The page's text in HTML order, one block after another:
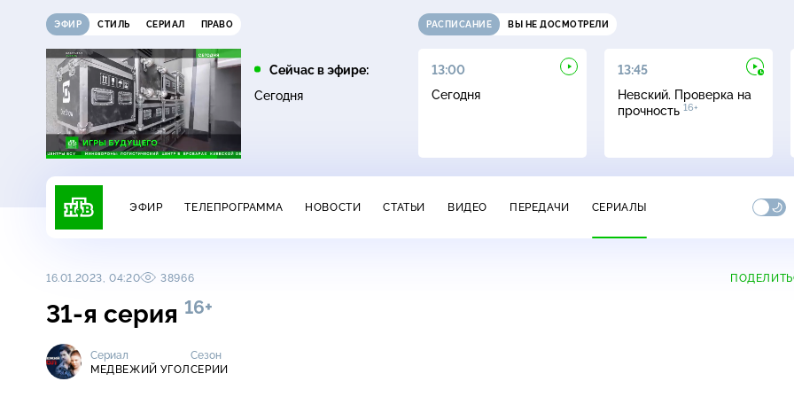
ЭФИР СТИЛЬ СЕРИАЛ ПРАВО
Сейчас в эфире:
Сегодня
РАСПИСАНИЕ ВЫ НЕ ДОСМОТРЕЛИ
10:25
ЧП
11:00
ДНК16+
13:00
Сегодня
13:45
Невский. Проверка на
прочность 16+
ЭФИР ТЕЛЕПРОГРАММА НОВОСТИ СТАТЬИ ВИДЕО ПЕРЕДАЧИ СЕРИАЛЫ
16.01.2023, 04:20 38966
31-я серия 16+
Сериал
МЕДВЕЖИЙ УГОЛ
Сезон
СЕРИИ